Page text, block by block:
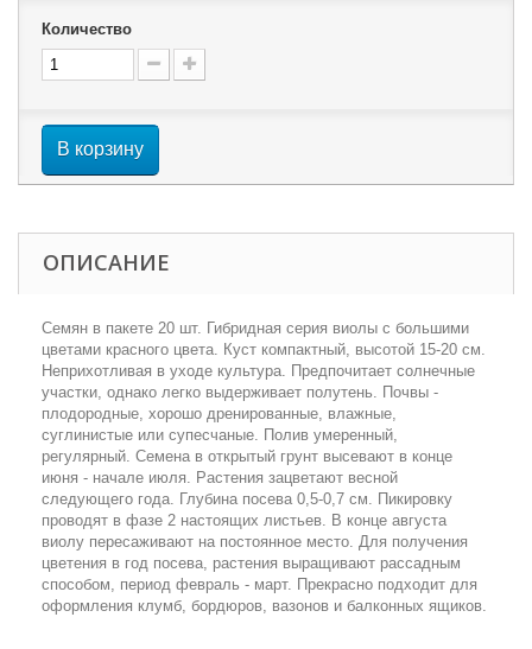
Количество
В корзину
ОПИСАНИЕ
Семян в пакете 20 шт. Гибридная серия виолы с большими
цветами красного цвета. Куст компактный, высотой 15-20 см.
Неприхотливая в уходе культура. Предпочитает солнечные
участки, однако легко выдерживает полутень. Почвы -
плодородные, хорошо дренированные, влажные,
суглинистые или супесчаные. Полив умеренный,
регулярный. Семена в открытый грунт высевают в конце
июня - начале июля. Растения зацветают весной
следующего года. Глубина посева 0,5-0,7 см. Пикировку
проводят в фазе 2 настоящих листьев. В конце августа
виолу пересаживают на постоянное место. Для получения
цветения в год посева, растения выращивают рассадным
способом, период февраль - март. Прекрасно подходит для
оформления клумб, бордюров, вазонов и балконных ящиков.